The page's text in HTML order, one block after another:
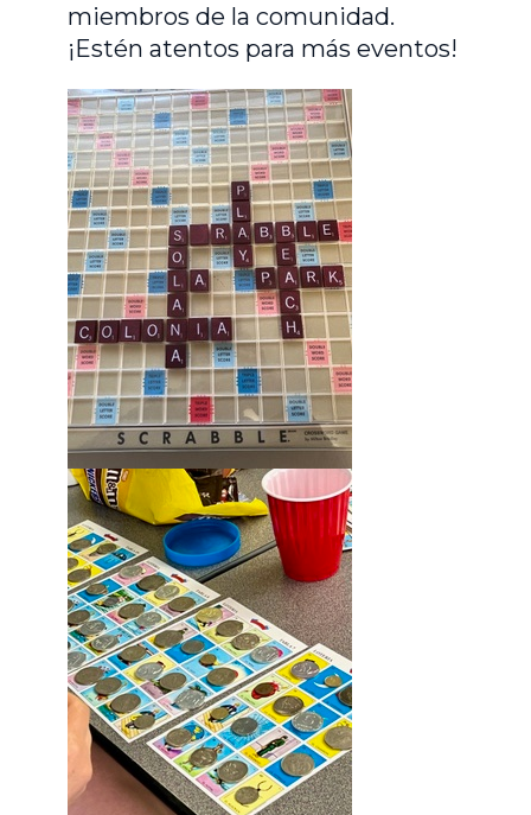
miembros de la comunidad.
¡Estén atentos para más eventos!